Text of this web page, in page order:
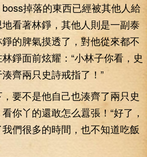
掉落的東西已經被其他人給
看著林錚，其他人則是一副泰
的脾氣摸透了，對他從來都不
錚面前炫耀：“小林子你看，史
齊兩只史詩戒指了！”
不是他自己也湊齊了兩只史
你丫的還敢怎么囂張！“好了，
們很多的時間，也不知道吃飯